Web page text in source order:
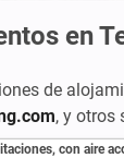
en
de
, y otros